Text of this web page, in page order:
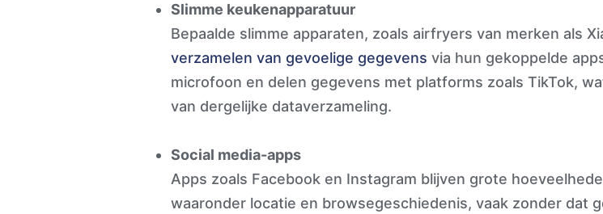
Slimme keukenapparatuur
Bepaalde slimme apparaten, zoals airfryers van merken als
verzamelen van gevoelige gegevens via hun gekoppelde
microfoon en delen gegevens met platforms zoals TikTok,
van dergelijke dataverzameling.
Social media-apps
Apps zoals Facebook en Instagram blijven grote
waaronder locatie en browsegeschiedenis, vaak zonder dat